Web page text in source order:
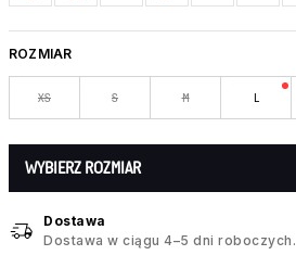
ROZMIAR
XS S M L
WYBIERZ ROZMIAR
Dostawa
Dostawa w ciągu 4–5 dni roboczych.